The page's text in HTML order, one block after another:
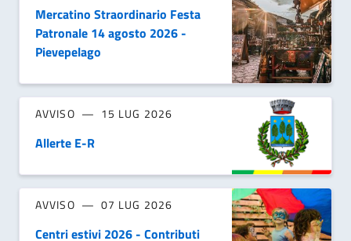
Mercatino Straordinario Festa
Patronale 14 agosto 2026 -
Pievepelago
AVVISO 15 LUG 2026
Allerte E-R
AVVISO 07 LUG 2026
Centri estivi 2026 - Contributi